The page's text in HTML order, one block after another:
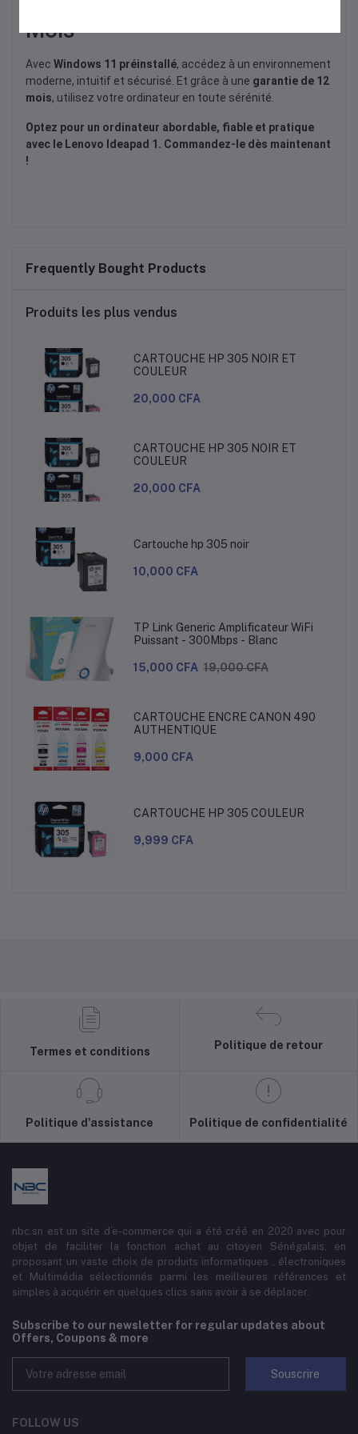
Mois
Avec Windows 11 préinstallé, accédez à un environnement
moderne, intuitif et sécurisé. Et grâce à une garantie de 12
mois, utilisez votre ordinateur en toute sérénité.
Optez pour un ordinateur abordable, fiable et pratique
avec le Lenovo Ideapad 1. Commandez-le dès maintenant
!
Frequently Bought Products
Produits les plus vendus
CARTOUCHE HP 305 NOIR ET
COULEUR
20,000 CFA
CARTOUCHE HP 305 NOIR ET
COULEUR
20,000 CFA
Cartouche hp 305 noir
10,000 CFA
TP Link Generic Amplificateur WiFi
Puissant - 300Mbps - Blanc
15,000 CFA 19,000 CFA
CARTOUCHE ENCRE CANON 490
AUTHENTIQUE
9,000 CFA
CARTOUCHE HP 305 COULEUR
9,999 CFA
Termes et conditions
Politique de retour
Politique d'assistance Politique de confidentialité
nbc.sn est un site d’e-commerce qui a été créé en 2020 avec pour
objet de faciliter la fonction achat au citoyen Sénégalais, en
proposant un vaste choix de produits informatiques , électroniques
et Multimédia sélectionnés parmi les meilleures références et
simples à acquérir en quelques clics sans avoir à se déplacer.
Subscribe to our newsletter for regular updates about
Offers, Coupons & more
Souscrire
FOLLOW US